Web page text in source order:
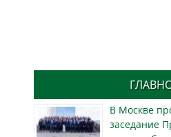
В Москве
заседание